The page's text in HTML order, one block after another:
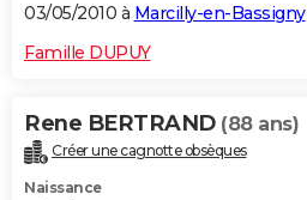
03/05/2010 à Marcilly-en-Bassigny
Famille DUPUY
Rene BERTRAND (88 ans)
Créer une cagnotte obsèques
Naissance